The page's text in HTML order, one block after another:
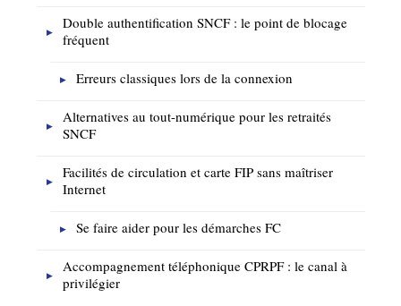
Double authentification SNCF : le point de blocage
fréquent
Erreurs classiques lors de la connexion
Alternatives au tout-numérique pour les retraités
SNCF
Facilités de circulation et carte FIP sans maîtriser
Internet
Se faire aider pour les démarches FC
Accompagnement téléphonique CPRPF : le canal à
privilégier